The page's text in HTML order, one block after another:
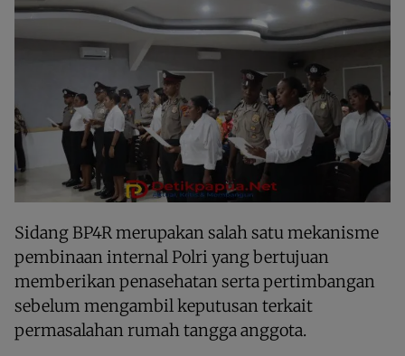
Sidang BP4R merupakan salah satu mekanisme
pembinaan internal Polri yang bertujuan
memberikan penasehatan serta pertimbangan
sebelum mengambil keputusan terkait
permasalahan rumah tangga anggota.